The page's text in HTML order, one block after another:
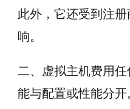
此外，它还受到注
响。
二、虚拟主机费用
能与配置或性能分开